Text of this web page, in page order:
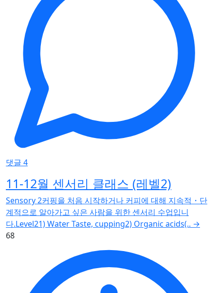
댓글 4
11-12월 센서리 클래스 (레벨2)
Sensory 2커핑을 처음 시작하거나 커피에 대해 지속적・단
계적으로 알아가고 싶은 사람을 위한 센서리 수업입니
다.Level21) Water Taste, cupping2) Organic acids(.. →
68